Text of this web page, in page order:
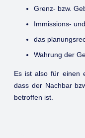
Grenz- bzw.
Immissions-
das
Wahrung der
Es ist also für einen
dass der Nachbar
betroffen ist.